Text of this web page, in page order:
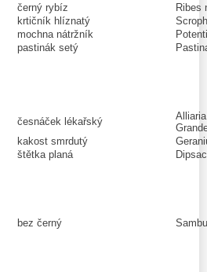
černý rybíz
Ribes
krtičník hlíznatý
mochna nátržník
pastinák setý
česnáček lékařský
kakost smrdutý
štětka planá
bez černý